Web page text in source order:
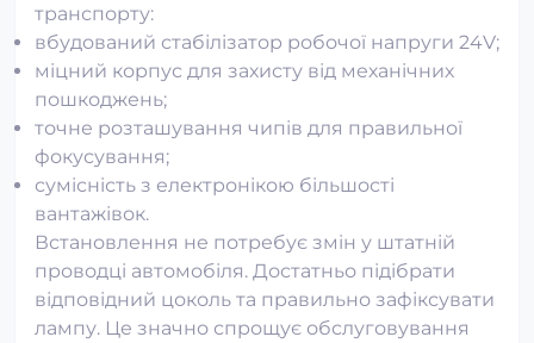
транспорту:
вбудований стабілізатор робочої напруги 24V;
міцний корпус для захисту від механічних
пошкоджень;
точне розташування чипів для правильної
фокусування;
сумісність з електронікою більшості
вантажівок.
Встановлення не потребує змін у штатній
проводці автомобіля. Достатньо підібрати
відповідний цоколь та правильно зафіксувати
лампу. Це значно спрощує обслуговування